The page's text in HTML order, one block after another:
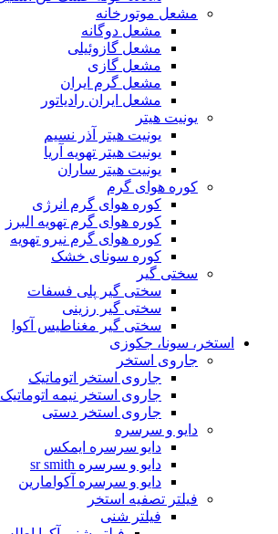
مشعل موتورخانه
مشعل دوگانه
مشعل گازوئیلی
مشعل گازی
مشعل گرم ایران
مشعل ایران رادیاتور
یونیت هیتر
یونیت هیتر آذر نسیم
یونیت هیتر تهویه آریا
یونیت هیتر ساران
کوره هوای گرم
کوره هوای گرم انرژی
کوره هوای گرم تهویه البرز
کوره هوای گرم نیرو تهویه
کوره سونای خشک
سختی گیر
سختی گیر پلی فسفات
سختی گیر رزینی
سختی گیر مغناطیس آکوا
استخر، سونا، جکوزی
جاروی استخر
جاروی استخر اتوماتیک
جاروی استخر نیمه اتوماتیک
جاروی استخر دستی
دایو و سرسره
دایو سرسره ایمکس
دایو و سرسره sr smith
دایو و سرسره آکوامارین
فیلتر تصفیه استخر
فیلتر شنی